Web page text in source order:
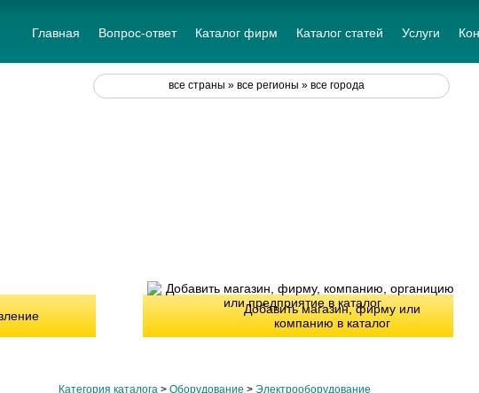
Главная Вопрос-ответ Каталог фирм Каталог статей Услуги
все страны » все регионы » все города
Добавить магазин, фирму или
компанию в каталог
Категория каталога > Оборудование > Электрооборудование